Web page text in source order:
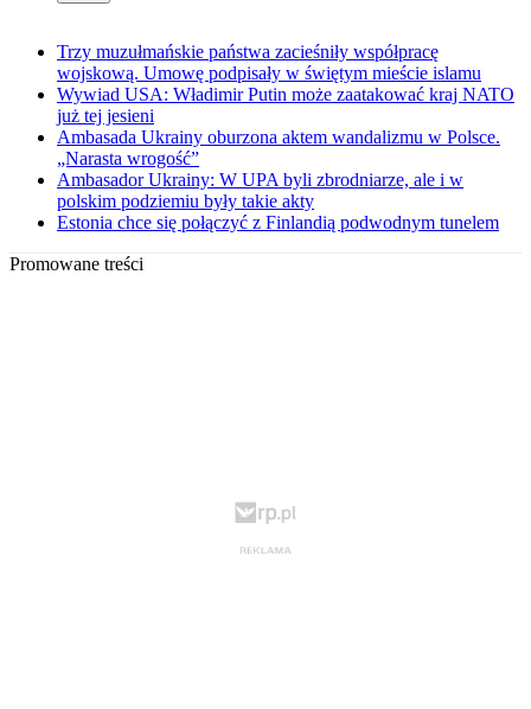
Trzy muzułmańskie państwa zacieśniły współpracę
wojskową. Umowę podpisały w świętym mieście islamu
Wywiad USA: Władimir Putin może zaatakować kraj NATO
już tej jesieni
Ambasada Ukrainy oburzona aktem wandalizmu w Polsce.
„Narasta wrogość”
Ambasador Ukrainy: W UPA byli zbrodniarze, ale i w
polskim podziemiu były takie akty
Estonia chce się połączyć z Finlandią podwodnym tunelem
Promowane treści